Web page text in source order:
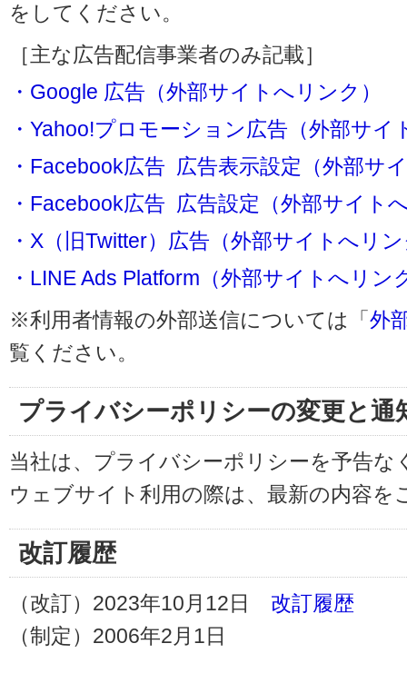
をしてください。
［主な広告配信事業者のみ記載］
・Google 広告（外部サイトへリンク）
・Yahoo!プロモーション広告（外部サイ
・Facebook広告 広告表示設定（外部サ
・Facebook広告 広告設定（外部サイト
・X（旧Twitter）広告（外部サイトへリ
・LINE Ads Platform（外部サイトへリン
※利用者情報の外部送信については「外
覧ください。
プライバシーポリシーの変更と通
当社は、プライバシーポリシーを予告
ウェブサイト利用の際は、最新の内容を
改訂履歴
（改訂）2023年10月12日 改訂履歴
（制定）2006年2月1日